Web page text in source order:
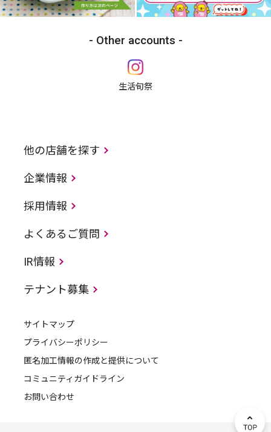
Other accounts
生活旬祭
他の店舗を探す
企業情報
採用情報
よくあるご質問
IR情報
テナント募集
サイトマップ
プライバシーポリシー
匿名加工情報の作成と提供について
コミュニティガイドライン
お問い合わせ